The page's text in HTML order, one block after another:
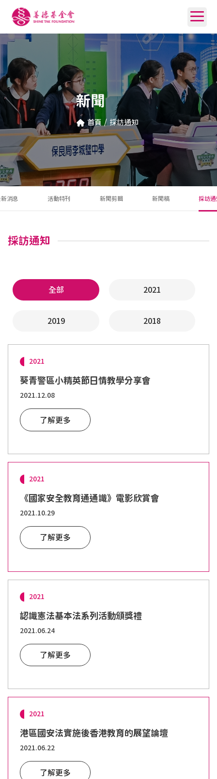
新聞
首頁 / 採訪通知
消息 活動特刊 新聞剪輯 新聞稿 採訪通
採訪通知
全部 2021
2019 2018
2021
葵青警區小精英節日情教學分享會
2021.12.08
了解更多
2021
《國家安全教育通通識》電影欣賞會
2021.10.29
了解更多
2021
認識憲法基本法系列活動頒獎禮
2021.06.24
了解更多
2021
港區國安法實施後香港教育的展望論壇
2021.06.22
了解更多